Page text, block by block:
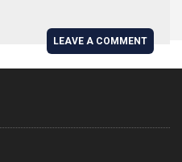
LEAVE A COMMENT